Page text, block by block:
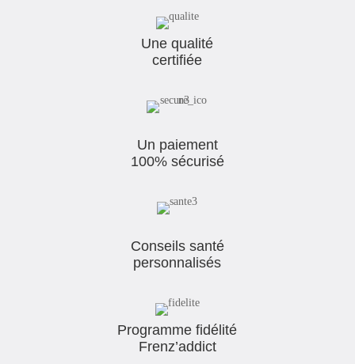
Une qualité
certifiée
Un paiement
100% sécurisé
Conseils santé
personnalisés
Programme fidélité
Frenz’addict